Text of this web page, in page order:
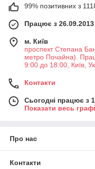
99% позитивних з 1118
Працює з 26.09.2013
м. Київ
проспект Степана
метро Почайна).
9:00 до 18:00, Київ,
Контакти
Сьогодні працює з
Показати весь
Про нас
Контакти